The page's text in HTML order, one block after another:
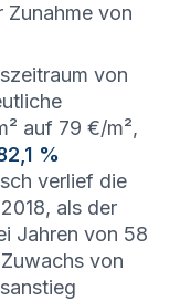
Zunahme von
von
auf 79 €/m²,
%
verlief die
als der
Jahren von 58
von